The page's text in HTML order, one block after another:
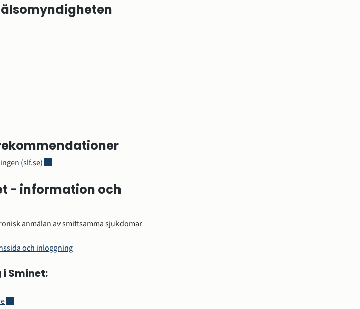
annan webbplats, öppnas i nytt fönster.
webbplats, öppnas i nytt fönster.
webbplats, öppnas i nytt fönster.
(slf.se)
- information och
anmälan av smittsamma sjukdomar
och inloggning
Sminet:
annan webbplats, öppnas i nytt fönster.
Länk till annan webbplats.